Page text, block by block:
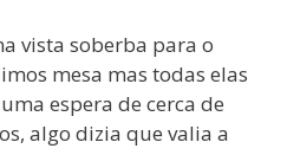
vista soberba para o
mesa mas todas elas
espera de cerca de
algo dizia que valia a